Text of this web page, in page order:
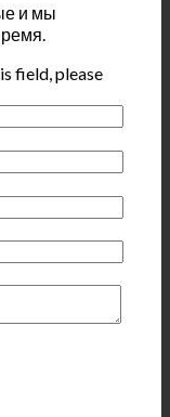
и мы
field, please